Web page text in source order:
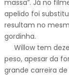
massa”. Já no
apelido foi
resultam no
gordinha.
Willow tem
peso, apesar da
grande carreira